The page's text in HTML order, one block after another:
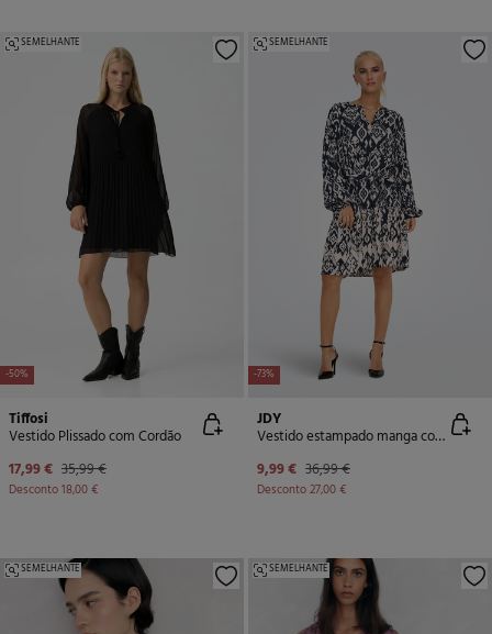
-50%
SEMELHANTE
Tiffosi
Vestido Plissado com Cordão
17,99 € 35,99 €
Desconto18,00 €
-73%
SEMELHANTE
JDY
Vestido estampado manga comprida
9,99 € 36,99 €
Desconto27,00 €
SEMELHANTE SEMELHANTE